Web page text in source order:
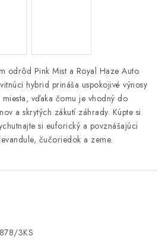
odrôd Pink Mist a Royal Haze Auto.
hybrid prináša uspokojivé výnosy
vďaka čomu je vhodný do
a skrytých zákutí záhrady. Kúpte si
si euforický a povznášajúci
čučoriedok a zeme.
3KS